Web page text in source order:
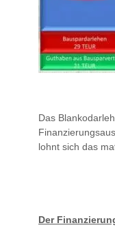
Das
lohnt sich das
Der